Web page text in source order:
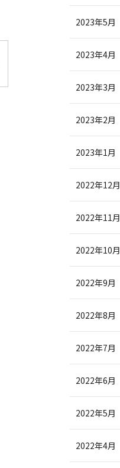
2023年5月
2023年4月
2023年3月
2023年2月
2023年1月
2022年12月
2022年11月
2022年10月
2022年9月
2022年8月
2022年7月
2022年6月
2022年5月
2022年4月